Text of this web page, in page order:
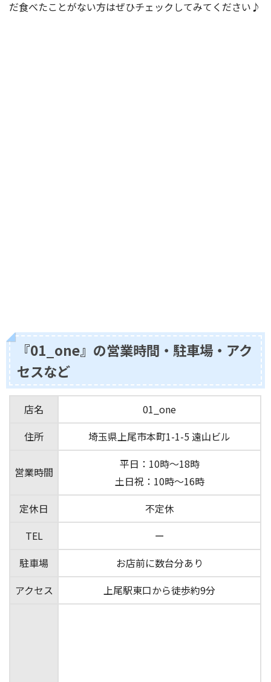
だ食べたことがない方はぜひチェックしてみてください♪
『01_one』の営業時間・駐車場・アク
セスなど
店名
01_one
住所
埼玉県上尾市本町1-1-5 遠山ビル
営業時間
平日：10時～18時
土日祝：10時～16時
定休日
不定休
TEL
ー
駐車場
お店前に数台分あり
アクセス
上尾駅東口から徒歩約9分